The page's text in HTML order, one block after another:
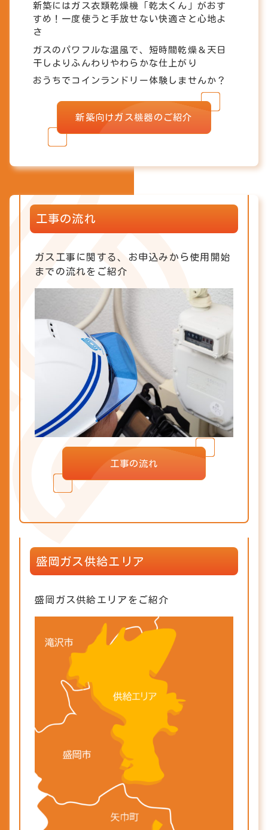
新築にはガス衣類乾燥機「乾太くん」がおす
すめ！一度使うと手放せない快適さと心地よ
さ
ガスのパワフルな温風で、短時間乾燥＆天日
干しよりふんわりやわらかな仕上がり
おうちでコインランドリー体験しませんか？
新築向けガス機器のご紹介
工事の流れ
ガス工事に関する、お申込みから使用開始
までの流れをご紹介
工事の流れ
盛岡ガス供給エリア
盛岡ガス供給エリアをご紹介